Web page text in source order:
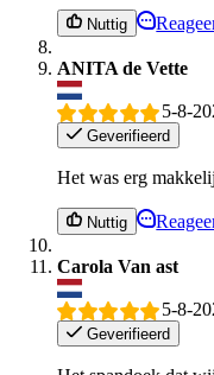
Nuttig
ANITA de Vette
5-8-
Geverifieerd
Het was erg
Nuttig
Carola Van ast
5-8-
Geverifieerd